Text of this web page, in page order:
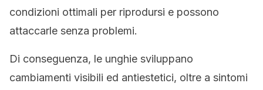
condizioni ottimali per riprodursi e possono
attaccarle senza problemi.
Di conseguenza, le unghie sviluppano
cambiamenti visibili ed antiestetici, oltre a sintomi